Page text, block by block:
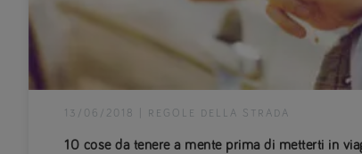
10 cose da tenere a mente prima di metterti in
13/06/2018 REGOLE DELLA STRADA